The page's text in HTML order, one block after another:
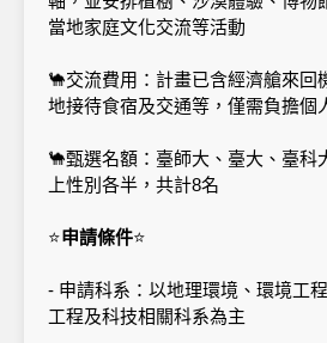
當地家庭文化交流等活動
🐪交流費用：計畫已含經濟艙來回
地接待食宿及交通等，僅需負擔個
🐪甄選名額：臺師大、臺大、臺科
上性別各半，共計8名
⭐申請條件⭐
- 申請科系：以地理環境、環境工
工程及科技相關科系為主